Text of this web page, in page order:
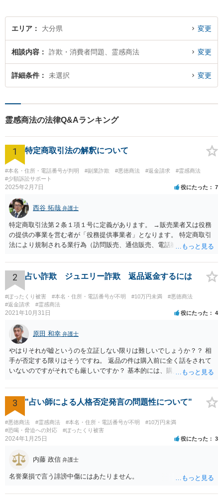
エリア 大分県 変更
相談内容 詐欺・消費者問題、霊感商法 変更
詳細条件 未選択 変更
霊感商法の法律Q&Aランキング
1 特定商取引法の解釈について
#本名・住所・電話番号が判明 #副業詐欺 #悪徳商法 #返金請求
#霊感商法
#少額訴訟サポート
2025年2月7日 役にたった 7
西谷 拓哉 弁護士
特定商取引法第２条１項１号に定義があります。 →販売業者又は役務
の提供の事業を営む者が「役務提供事業者」となります。 特定商取引
法により規制される業行為（訪問販売、通信販売、電話勧誘販売な
を守る必要があります。
2 占い詐欺 ジュエリー詐欺 返品返金するには
#ぼったくり被害 #本名・住所・電話番号が不明 #10万円未満
#悪徳商法
#返金請求
#霊感商法
2021年10月31日 役にたった 4
原田 和幸 弁護士
やはりそれが嘘というのを立証しない限りは難しいでしょうか？？ 相
手が否定する限りはそうですね。 返品の件は購入前に全く話をされて
いないのですがそれでも厳しいですか？ 基本的には、購入したのであ
3 "占い師による人格否定発言の問題性について"
#悪徳商法 #霊感商法 #本名・住所・電話番号が不明
#10万円未満
#恐喝・脅迫への対応
#ぼったくり被害
2024年1月25日 役にたった 3
内藤 政信 弁護士
名誉棄損で言う誹謗中傷にはあたりません。